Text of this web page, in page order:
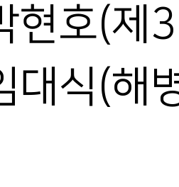
현호(제
대식(해